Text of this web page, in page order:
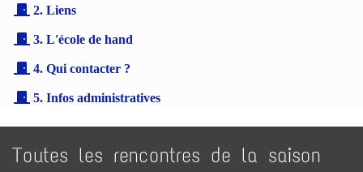
2. Liens
3. L'école de hand
4. Qui contacter ?
5. Infos administratives
Toutes les rencontres de la saison